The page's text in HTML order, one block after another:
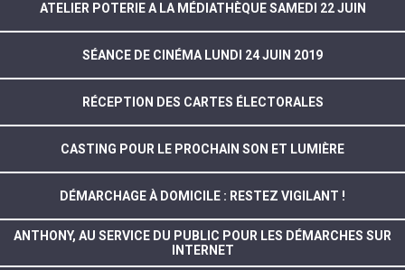
ATELIER POTERIE A LA MÉDIATHÈQUE SAMEDI 22 JUIN
SÉANCE DE CINÉMA LUNDI 24 JUIN 2019
RÉCEPTION DES CARTES ÉLECTORALES
CASTING POUR LE PROCHAIN SON ET LUMIÈRE
DÉMARCHAGE À DOMICILE : RESTEZ VIGILANT !
ANTHONY, AU SERVICE DU PUBLIC POUR LES DÉMARCHES SUR
INTERNET